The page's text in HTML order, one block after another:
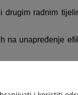
drugim radnim
na unapređenje
i